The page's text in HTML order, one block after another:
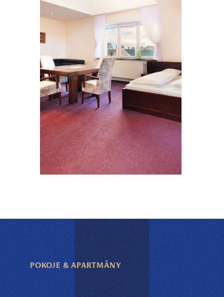
POKOJE & APARTMÁNY